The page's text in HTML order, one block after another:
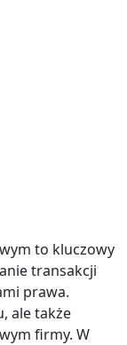
to kluczowy
transakcji
prawa.
ale także
firmy. W